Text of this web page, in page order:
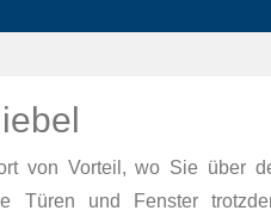
von Vorteil, wo Sie über
und Fenster